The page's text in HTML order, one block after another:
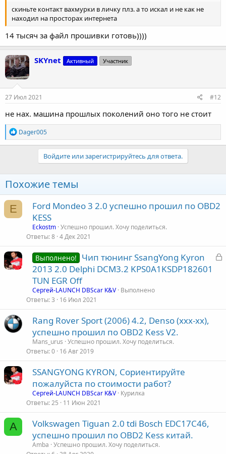
скиньте контакт вахмурки в личку плз. а то искал и не как не
находил на просторах интернета
14 тысяч за файл прошивки готовь))))
SKYnet Активный Участник
27 Июл 2021 #12
не нах. машина прошлых поколений оно того не стоит
Р
е
а
:
Dager005
Войдите или зарегистрируйтесь для ответа.
Похожие темы
E
Ford Mondeo 3 2.0 успешно прошил по OBD2
KESS
Eckostm Успешно прошил. Хочу поделиться.
Ответы 8 4 Дек 2021
З
Выполнено!
Чип тюнинг SsangYong Kyron
2013 2.0 Delphi DCM3.2 KPS0A1KSDP182601
TUN EGR Off
Сергей-LAUNCH DBScar K&V Выполнено
Ответы 3 16 Июл 2021
Rang Rover Sport (2006) 4.2, Denso (ххх-хх),
успешно прошил по OBD2 Kess V2.
Mans_urus Успешно прошил. Хочу поделиться.
Ответы 0 16 Авг 2019
SSANGYONG KYRON, Сориентируйте
пожалуйста по стоимости работ?
Сергей-LAUNCH DBScar K&V Курилка
Ответы 25 11 Июн 2021
A
Volkswagen Tiguan 2.0 tdi Bosch EDC17C46,
успешно прошил по OBD2 Kess китай.
Amba Успешно прошил. Хочу поделиться.